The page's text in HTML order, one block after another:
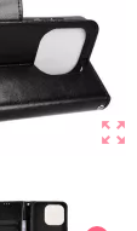
zoom_out_map